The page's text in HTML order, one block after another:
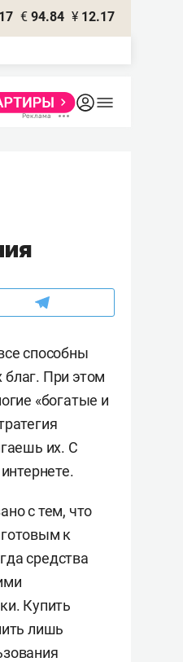
€ 94.84 ¥ 12.17
способны
При этом
«богатые и
их. С
с тем, что
к
средства
Купить
лишь